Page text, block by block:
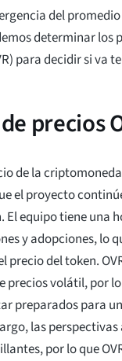
del promedio
determinar los
para decidir si va
precios
de la
el proyecto
El equipo tiene una
y adopciones, lo
precio del token.
precios volátil, por
preparados para
las
por lo que